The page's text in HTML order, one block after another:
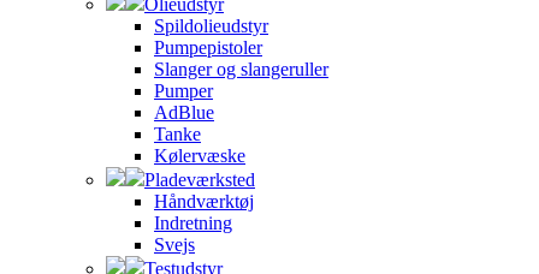
Olieudstyr
Spildolieudstyr
Pumpepistoler
Slanger og slangeruller
Pumper
AdBlue
Tanke
Kølervæske
Pladeværksted
Håndværktøj
Indretning
Svejs
Testudstyr